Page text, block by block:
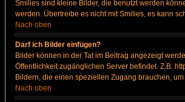
Smilies sind kleine Bilder, die benutzt werden
werden. Übertreibe es nicht mit Smilies, es kann
Nach oben
Darf ich Bilder einfügen?
Bilder können in der Tat im Beitrag angezeigt
Öffentlichkeit zugänglichen Server befindet. Z.B.
Bildern, die einen speziellen Zugang brauchen,
Nach oben